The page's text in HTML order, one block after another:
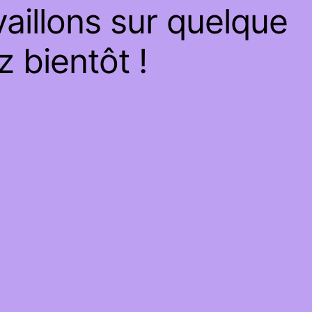
sur quelque
bientôt !